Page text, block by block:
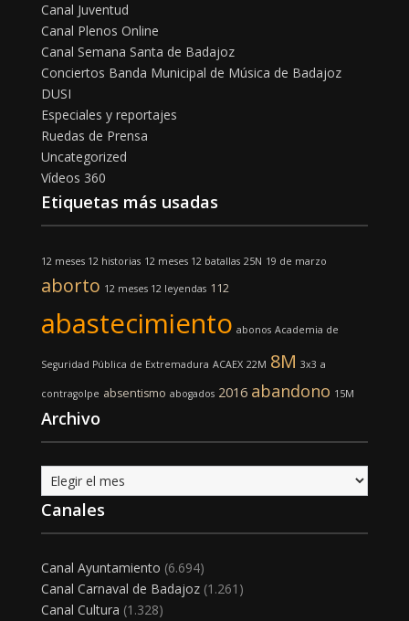
Canal Juventud
Canal Plenos Online
Canal Semana Santa de Badajoz
Conciertos Banda Municipal de Música de Badajoz
DUSI
Especiales y reportajes
Ruedas de Prensa
Uncategorized
Vídeos 360
Etiquetas más usadas
12 meses 12 historias 12 meses 12 batallas 25N 19 de marzo
aborto 12 meses 12 leyendas 112
abastecimiento abonos Academia de
Seguridad Pública de Extremadura ACAEX 22M 8M 3x3 a
contragolpe absentismo abogados 2016 abandono 15M
Archivo
Archivo
Canales
Canal Ayuntamiento (6.694)
Canal Carnaval de Badajoz(1.261)
Canal Cultura (1.328)